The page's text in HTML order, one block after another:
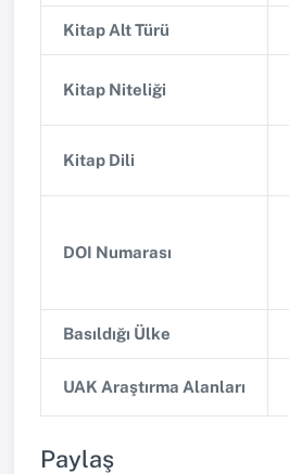
Kitap Alt Türü
Kitap Niteliği
Kitap Dili
DOI Numarası
Basıldığı Ülke
UAK Araştırma Alanları
Paylaş